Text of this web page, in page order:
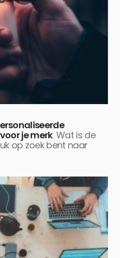
je merk Wat is de
op zoek bent naar